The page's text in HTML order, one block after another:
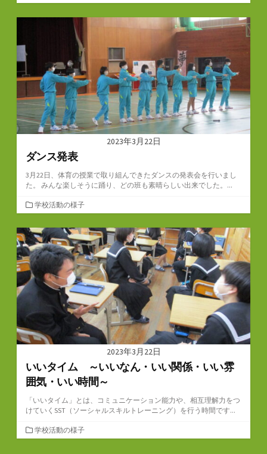
テ
ゴ
2023年3月22日
ダンス発表
3月22日、体育の授業で取り組んできたダンスの発表会を行いまし
た。 みんな楽しそうに踊り、どの班も素晴らしい出来でした。...
カ
テ
ゴ
リ
ー
学校活動の様子
2023年3月22日
いいタイム ～いいなん・いい関係・いい雰
囲気・いい時間～
「いいタイム」とは、コミュニケーション能力や、相互理解力をつ
けていくSST（ソーシャルスキルトレーニング）を行う時間です...
カ
テ
学校活動の様子